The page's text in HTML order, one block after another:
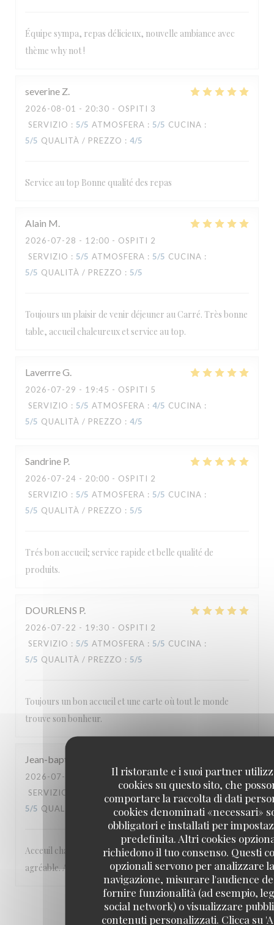
Il ristorante e i suoi partner
cookies su questo sito, che
comportare la raccolta di dati
cookies denominati «necessari»
obbligatori e installati per
predefinita. Altri cookies
richiedono il tuo consenso. Questi
opzionali servono per analizzare
navigazione, misurare l'audience
fornire funzionalità (ad esempio,
social network) o visualizzare
contenuti personalizzati. Clicca su
Équipe sympa, repas délicieux, nouvelle ambiance avec
thème why not !
severine Z
2026-08-01 - 20:30 - OSPITI 3
SERVIZIO : 5/5 ATMOSFERA : 5/5 CUCINA :
5/5 QUALITÀ / PREZZO : 4/5
Service au top Bonne qualité des repas
Alain M
2026-07-28 - 12:00 - OSPITI 2
SERVIZIO : 5/5 ATMOSFERA : 5/5 CUCINA :
5/5 QUALITÀ / PREZZO : 5/5
Toujours un plaisir de venir déjeuner au Carré. Très bonne
table, accueil chaleureux et service au top.
LaverrreG
2026-07-29 - 19:45 - OSPITI 5
SERVIZIO : 5/5 ATMOSFERA : 4/5 CUCINA :
5/5 QUALITÀ / PREZZO : 4/5
Sandrine P
2026-07-24 - 20:00 - OSPITI 2
SERVIZIO : 5/5 ATMOSFERA : 5/5 CUCINA :
5/5 QUALITÀ / PREZZO : 5/5
Trés bon accueil; service rapide et belle qualité de
produits.
DOURLENS P
2026-07-22 - 19:30 - OSPITI 2
SERVIZIO : 5/5 ATMOSFERA : 5/5 CUCINA :
5/5 QUALITÀ / PREZZO : 5/5
Toujours un bon accueil et une carte où tout le monde
trouve son bonheur.
Jean-baptiste
2026-07-17
- 20:00 - OSPITI 2
SERVIZIO
/5 CUCINA
5/5 QUALITÀ / PREZZO : 5/5
Acceuil chaleureux et excellentes prestations. Cadre
agréable. A recommander
1 2 3
Le Carré